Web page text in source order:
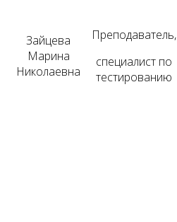
Зайцева
Марина
Николаевна
Преподаватель,
специалист по
тестированию